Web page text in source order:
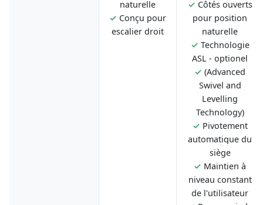
naturelle
✓ Conçu pour
escalier droit
✓ Côtés ouverts
pour position
naturelle
✓ Technologie
ASL - optionel
✓ (Advanced
Swivel and
Levelling
Technology)
✓ Pivotement
automatique du
siège
✓ Maintien à
niveau constant
de l'utilisateur